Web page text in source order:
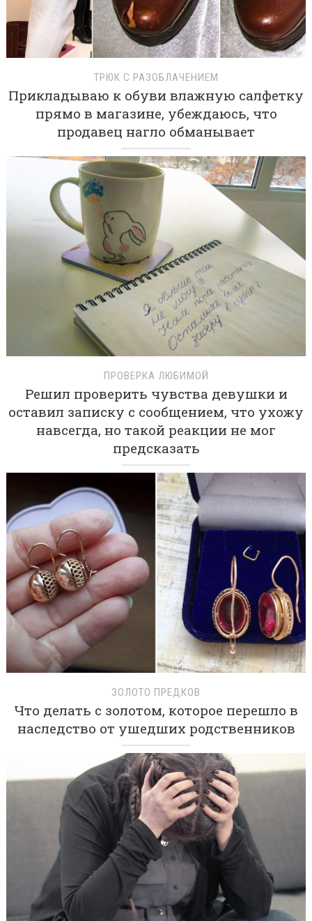
ТРЮК С РАЗОБЛАЧЕНИЕМ
Прикладываю к обуви влажную салфетку
прямо в магазине, убеждаюсь, что
продавец нагло обманывает
ПРОВЕРКА ЛЮБИМОЙ
Решил проверить чувства девушки и
оставил записку с сообщением, что ухожу
навсегда, но такой реакции не мог
предсказать
ЗОЛОТО ПРЕДКОВ
Что делать с золотом, которое перешло в
наследство от ушедших родственников